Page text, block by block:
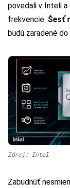
povedali v Inteli a
frekvencie. Šesť
budú zaradené
Zdroj: Intel
Zabudnúť